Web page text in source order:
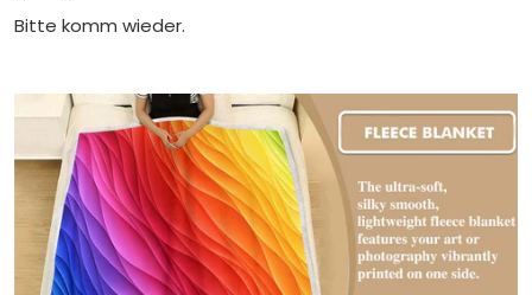
Bitte komm wieder.